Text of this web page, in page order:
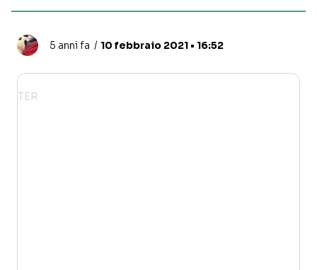
5 anni fa 10 febbraio 2021 • 16:52